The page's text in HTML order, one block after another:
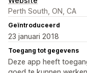
Perth South, ON, CA
Geïntroduceerd
23 januari 2018
Toegang tot gegevens
Deze app heeft